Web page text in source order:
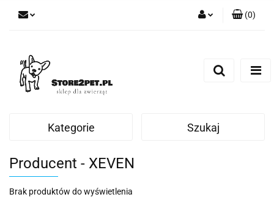
(0)
Kategorie Szukaj
Producent - XEVEN
Brak produktów do wyświetlenia